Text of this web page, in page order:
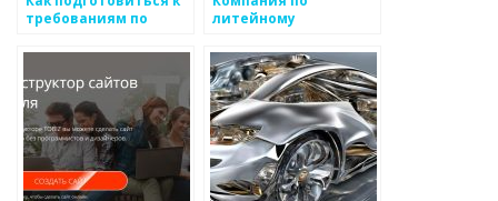
требованиям по
для нового проекта
литейному